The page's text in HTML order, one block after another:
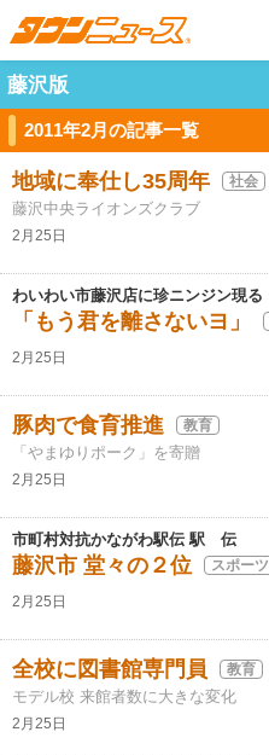
藤沢版
2011年2月の記事一覧
地域に奉仕し35周年 社会
藤沢中央ライオンズクラブ
2月25日
わいわい市藤沢店に珍ニンジン現る
「もう君を離さないヨ」
2月25日
豚肉で食育推進 教育
「やまゆりポーク」を寄贈
2月25日
市町村対抗かながわ駅伝 駅 伝
藤沢市 堂々の２位 スポーツ
2月25日
全校に図書館専門員 教育
モデル校 来館者数に大きな変化
2月25日